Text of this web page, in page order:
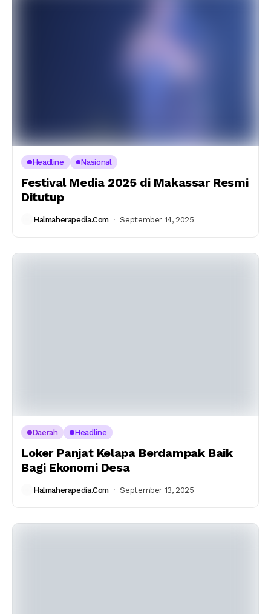
Headline Nasional
Festival Media 2025 di Makassar Resmi
Ditutup
Halmaherapedia.com September 14, 2025
Daerah Headline
Loker Panjat Kelapa Berdampak Baik
Bagi Ekonomi Desa
Halmaherapedia.com September 13, 2025